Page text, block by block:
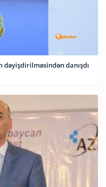
dəyişdirilməsindən danışdı